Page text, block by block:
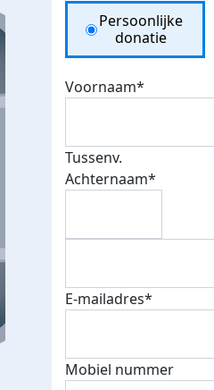
E-
je je speciale
Donation Type
Persoonlijke
donatie
Voornaam*
Tussenv.
Achternaam*
E-mailadres*
Mobiel nummer